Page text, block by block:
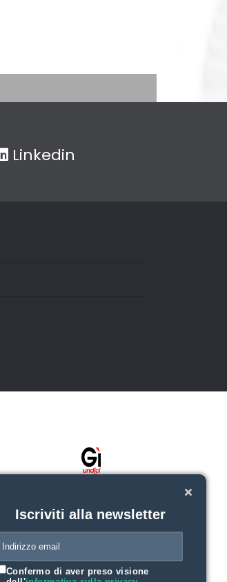
Linkedin
Iscriviti alla newsletter
Confermo di aver preso visione